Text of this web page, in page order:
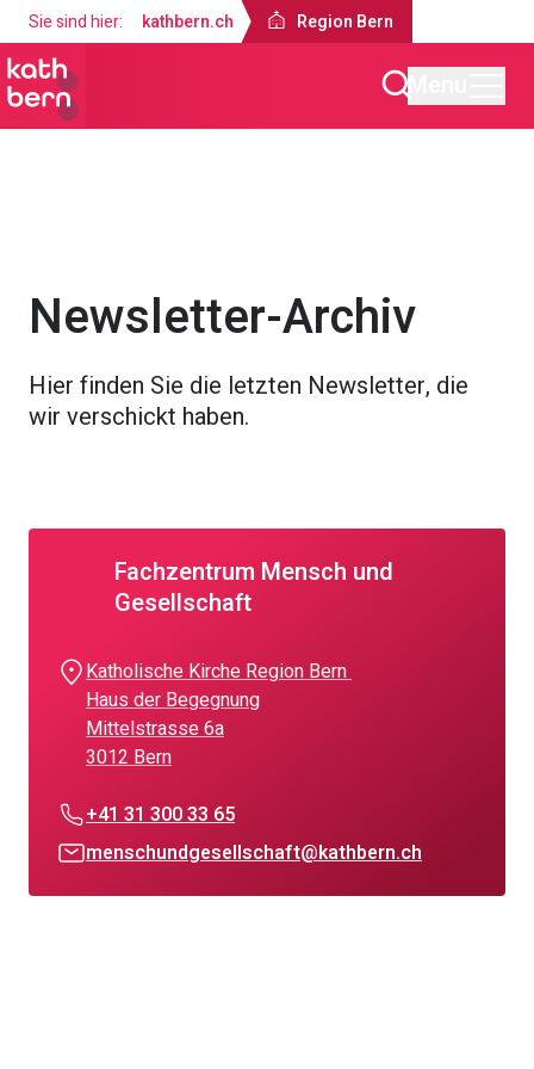
Sie sind hier: kathbern.ch Region Bern
Newsletter-Archiv
Hier finden Sie die letzten Newsletter, die
wir verschickt haben.
Fachzentrum Mensch und
Gesellschaft
Katholische Kirche Region Bern
Haus der Begegnung
Mittelstrasse 6a
3012 Bern
+41 31 300 33 65
menschundgesellschaft@kathbern.ch